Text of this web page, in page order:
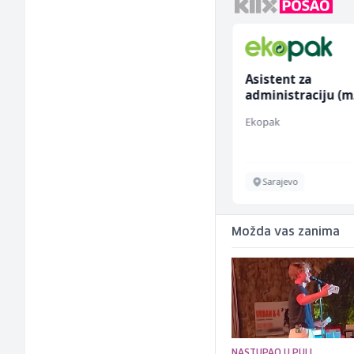
Asistent za
administraciju
Ekopak
Sarajevo
Možda vas zanima